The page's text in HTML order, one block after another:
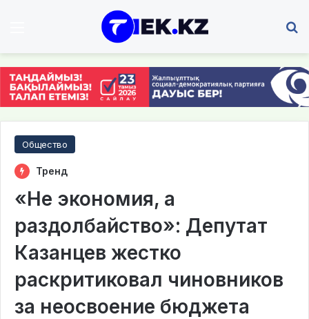
Общество
Тренд
«Не экономия, а
раздолбайство»: Депутат
Казанцев жестко
раскритиковал чиновников
за неосвоение бюджета